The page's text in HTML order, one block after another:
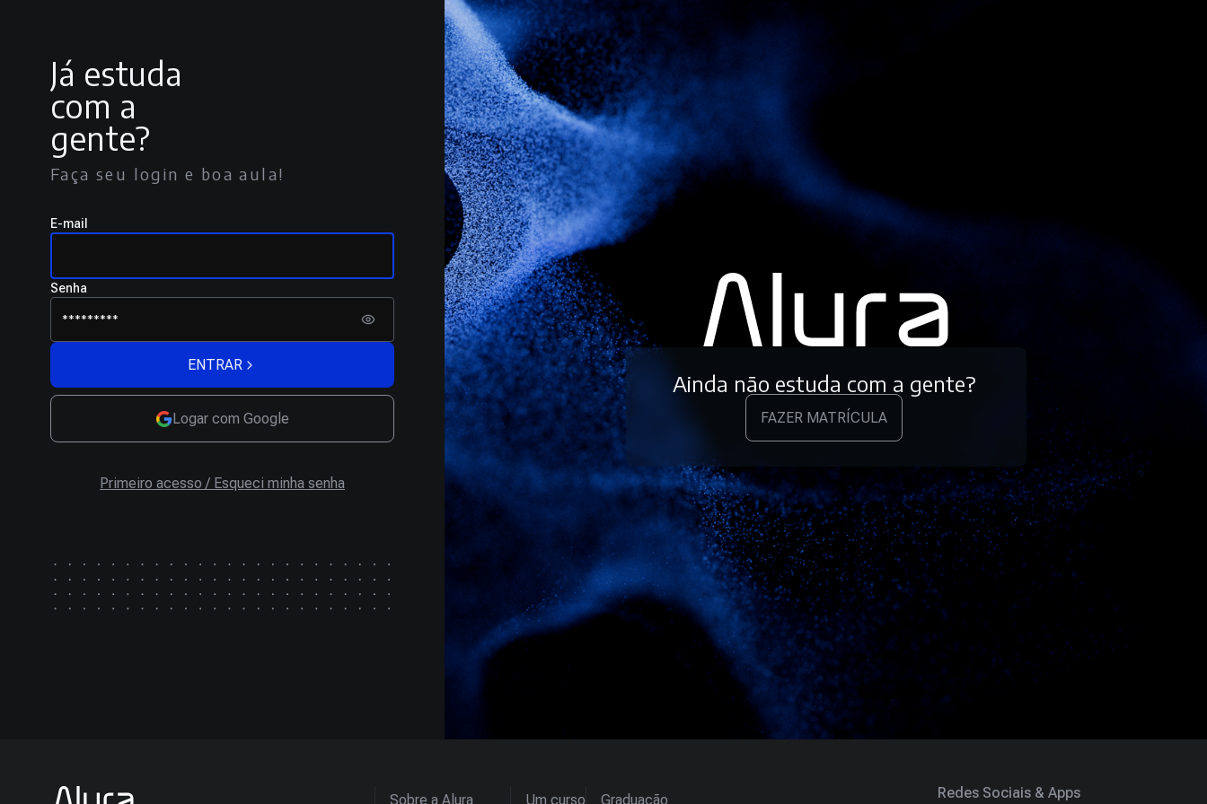
Já estuda
com a
gente?
Faça seu login e boa aula!
E-mail
Senha
ENTRAR
Logar com Google
Primeiro acesso / Esqueci minha senha
Ainda não estuda com a gente?
FAZER MATRÍCULA
Sobre a Alura Um curso Graduação Redes Sociais & Apps